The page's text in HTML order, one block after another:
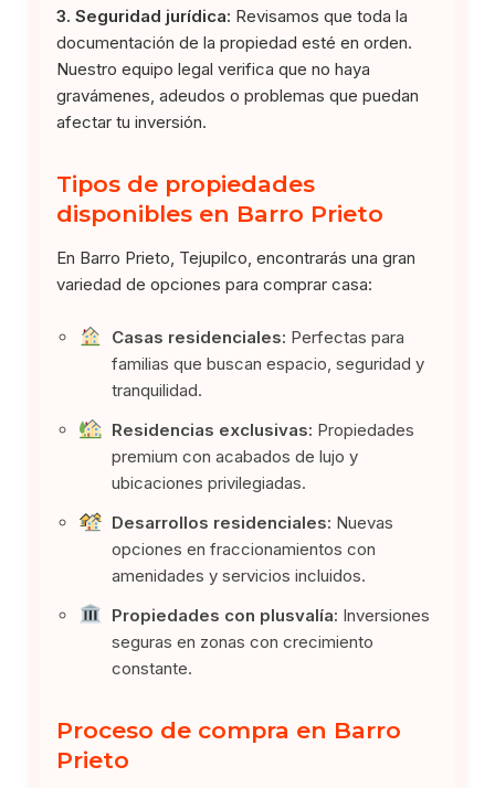
3. Seguridad jurídica: Revisamos que toda la
documentación de la propiedad esté en orden.
Nuestro equipo legal verifica que no haya
gravámenes, adeudos o problemas que puedan
afectar tu inversión.
Tipos de propiedades
disponibles en Barro Prieto
En Barro Prieto, Tejupilco, encontrarás una gran
variedad de opciones para comprar casa:
Casas residenciales: Perfectas para
familias que buscan espacio, seguridad y
tranquilidad.
Residencias exclusivas: Propiedades
premium con acabados de lujo y
ubicaciones privilegiadas.
Desarrollos residenciales: Nuevas
opciones en fraccionamientos con
amenidades y servicios incluidos.
Propiedades con plusvalía: Inversiones
seguras en zonas con crecimiento
constante.
Proceso de compra en Barro
Prieto